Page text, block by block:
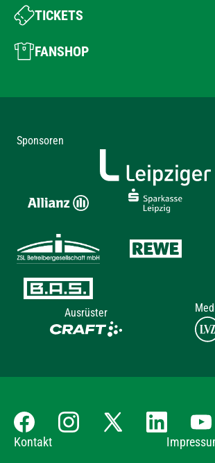
TICKETS
FANSHOP
Sponsoren
Ausrüster
Kontakt